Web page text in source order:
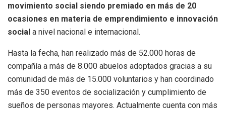
movimiento social siendo premiado en más de 20
ocasiones en materia de emprendimiento e innovación
social a nivel nacional e internacional.
Hasta la fecha, han realizado más de 52.000 horas de
compañía a más de 8.000 abuelos adoptados gracias a su
comunidad de más de 15.000 voluntarios y han coordinado
más de 350 eventos de socialización y cumplimiento de
sueños de personas mayores. Actualmente cuenta con más